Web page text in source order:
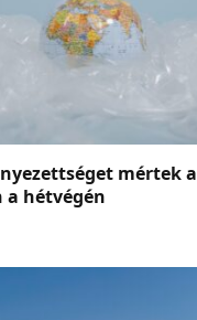
mértek a
a hétvégén